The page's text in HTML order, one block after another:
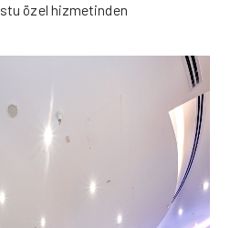
özel hizmetinden